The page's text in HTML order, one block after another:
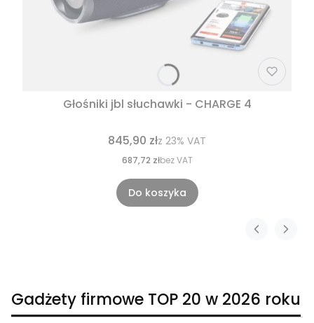
Głośniki jbl słuchawki - CHARGE 4
845,90 złz 23% VAT
687,72 złbez VAT
Do koszyka
Gadżety firmowe TOP 20 w 2026 roku